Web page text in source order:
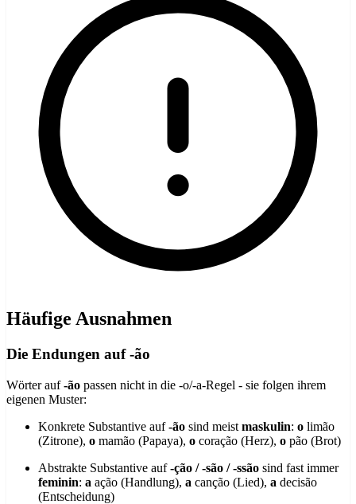
Häufige Ausnahmen
Die Endungen auf -ão
Wörter auf-ão passen nicht in die -o/-a-Regel - sie folgen ihrem
eigenen Muster:
Konkrete Substantive auf-ão sind meist maskulin: o limão
(Zitrone), o mamão (Papaya), o coração (Herz), o pão (Brot)
Abstrakte Substantive auf-ção / -são / -ssão sind fast immer
feminin: a ação (Handlung), a canção (Lied), a decisão
(Entscheidung)